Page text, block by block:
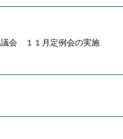
会 １１月定例会の実施